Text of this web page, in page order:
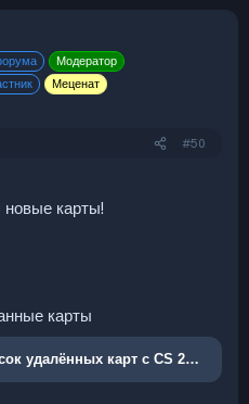
Модератор
Меценат
#50
карты!
карты
удалённых карт с CS 2 ZE